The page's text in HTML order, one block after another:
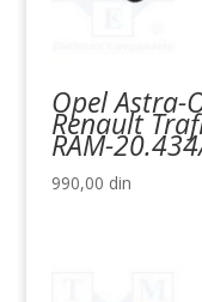
Opel Astra-
Renault
RAM-
990,00 din